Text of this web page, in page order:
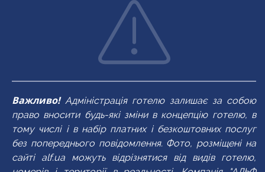
ванна/душ
TV
ванна/душ
TV
Важливо!Адміністрація готелю залишає за собою
право вносити будь-які зміни в концепцію готелю, в
тому числі і в набір платних і безкоштовних послуг
без попереднього повідомлення. Фото, розміщені на
сайті alf.ua можуть відрізнятися від видів готелю,